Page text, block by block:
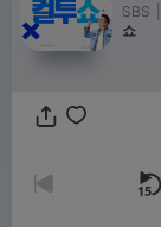
SBS
쇼